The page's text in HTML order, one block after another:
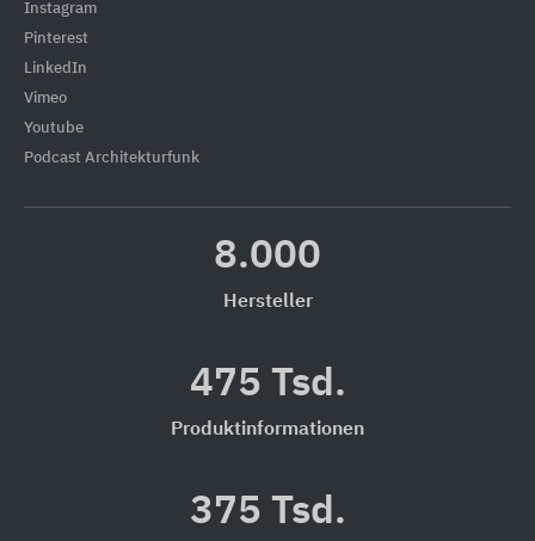
Instagram
Pinterest
LinkedIn
Vimeo
Youtube
Podcast Architekturfunk
8.000
Hersteller
475 Tsd.
Produktinformationen
375 Tsd.